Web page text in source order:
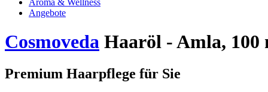
Aroma & Wellness
Angebote
Cosmoveda Haaröl - Amla, 100
Premium Haarpflege für Sie